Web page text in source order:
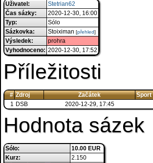
Uživatel:
Stetrian62
Čas sázky:
2020-12-30, 16:00
Typ:
Sólo
Sázkovka:
Stoiximan [přehled]
Výsledek:
prohra
Vyhodnoceno: 2020-12-30, 17:52
Příležitosti
# Zdroj Začátek Sport
1 DSB 2020-12-29, 17:45
Hodnota sázek
Sólo:
10.00 EUR
Kurz:
2.150